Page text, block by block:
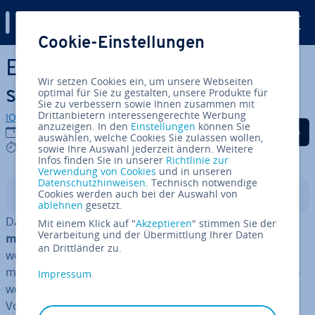
Zum Haupt­in­halt springen
Ein GuV-Konto ab­schlie­ßen –
so einfach geht’s
IONOS Redaktion
15.03.2019
7 mins
Auf Facebook teilen
Auf Twitter teilen
Auf LinkedIn
In­halts­ver­zeich­nis
Das Han­dels­ge­setz­buch§ 238 ff. HGBregelt die kauf­
män­ni­sche Buch­füh­rungfür so­ge­nann­te Han­dels­ge­
wer­be, d. h. für Un­ter­neh­men jeder Art mit einem kauf­
män­ni­schen Ge­schäfts­be­trieb. Kaufleute im Han­dels­ge­
wer­be zeichnen alle ihre Ge­schäfts­fäl­le gemäß den
Vorgaben des HGB in einerdoppelten Buch­füh­rung
Cookie-Einstellungen
Wir setzen Cookies ein, um unsere Webseiten
optimal für Sie zu gestalten, unsere Produkte für
Sie zu verbessern sowie Ihnen zusammen mit
Drittanbietern interessengerechte Werbung
anzuzeigen. In den Einstellungen können Sie
auswählen, welche Cookies Sie zulassen wollen,
sowie Ihre Auswahl jederzeit ändern. Weitere
Infos finden Sie in unserer Richtlinie zur
Verwendung von Cookies und in unseren
Datenschutzhinweisen. Technisch notwendige
Cookies werden auch bei der Auswahl von
ablehnen gesetzt.
Mit einem Klick auf "Akzeptieren" stimmen Sie der
Verarbeitung und der Übermittlung Ihrer Daten
an Drittländer zu.
Impressum